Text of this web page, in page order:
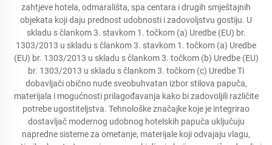
zahtjeve hotela, odmarališta, spa centara i drugih smještajnih
objekata koji daju prednost udobnosti i zadovoljstvu gostiju. U
skladu s člankom 3. stavkom 1. točkom (a) Uredbe (EU) br.
1303/2013 u skladu s člankom 3. stavkom 1. točkom (a) Uredbe
(EU) br. 1303/2013 u skladu s člankom 3. točkom (b) Uredbe (EU)
br. 1303/2013 u skladu s člankom 3. točkom (c) Uredbe Ti
dobavljači obično nude sveobuhvatan izbor stilova papuča,
materijala i mogućnosti prilagođavanja kako bi zadovoljili različite
potrebe ugostiteljstva. Tehnološke značajke koje je integrirao
dostavljač modernog udobnog hotelskih papuča uključuju
napredne sisteme za ometanje, materijale koji odvajaju vlagu,